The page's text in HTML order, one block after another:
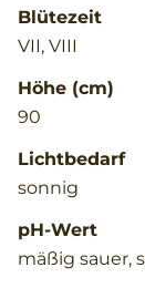
Blütezeit
VII, VIII
Höhe (cm)
90
Lichtbedarf
sonnig
pH-Wert
mäßig sauer,